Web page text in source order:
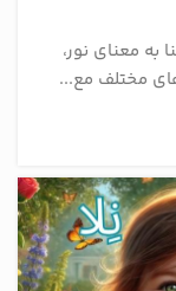
به معنای نور،
مختلف مع...